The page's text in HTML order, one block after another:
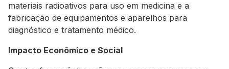
materiais radioativos para uso em medicina e a
fabricação de equipamentos e aparelhos para
diagnóstico e tratamento médico.
Impacto Econômico e Social